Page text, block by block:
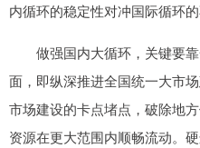
内循环的稳定性对冲国际循环
做强国内大循环，关键要靠
面，即纵深推进全国统一大市
市场建设的卡点堵点，破除地
资源在更大范围内顺畅流动。